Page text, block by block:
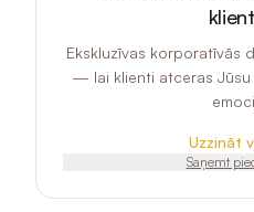
Ekskluzīvas korporatīvās
— lai klienti atceras Jūsu
Uzzināt
Saņemt